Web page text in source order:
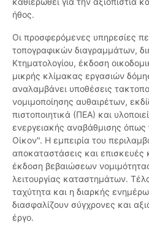
ήθος.
Οι προσφερόμενες υπηρεσίες
τοπογραφικών διαγραμμάτων,
Κτηματολογίου, έκδοση
μικρής κλίμακας εργασιών
αναλαμβάνει υποθέσεις
νομιμοποίησης αυθαιρέτων,
πιστοποιητικά (ΠΕΑ) και
ενεργειακής αναβάθμισης όπως
Οίκον". Η εμπειρία του
αποκαταστάσεις και επισκευές
έκδοση βεβαιώσεων
λειτουργίας καταστημάτων.
ταχύτητα και η διαρκής
διασφαλίζουν σύγχρονες και
έργο.